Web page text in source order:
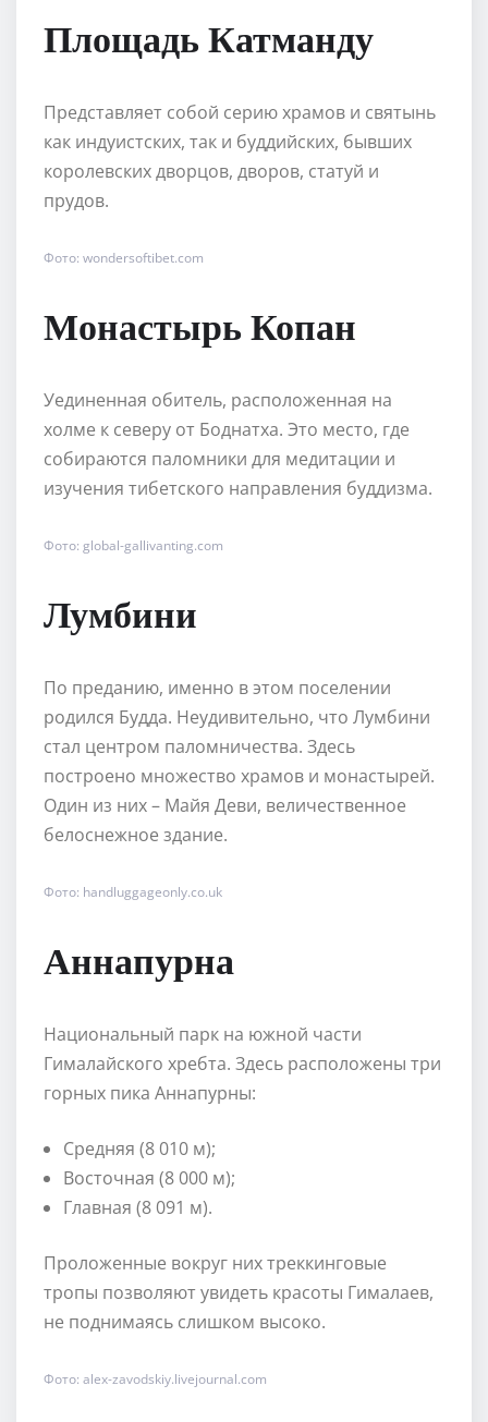
Площадь Катманду
Представляет собой серию храмов и святынь
как индуистских, так и буддийских, бывших
королевских дворцов, дворов, статуй и
прудов.
Фото: wondersoftibet.com
Монастырь Копан
Уединенная обитель, расположенная на
холме к северу от Боднатха. Это место, где
собираются паломники для медитации и
изучения тибетского направления буддизма.
Фото: global-gallivanting.com
Лумбини
По преданию, именно в этом поселении
родился Будда. Неудивительно, что Лумбини
стал центром паломничества. Здесь
построено множество храмов и монастырей.
Один из них – Майя Деви, величественное
белоснежное здание.
Фото: handluggageonly.co.uk
Аннапурна
Национальный парк на южной части
Гималайского хребта. Здесь расположены три
горных пика Аннапурны:
Средняя (8 010 м);
Восточная (8 000 м);
Главная (8 091 м).
Проложенные вокруг них треккинговые
тропы позволяют увидеть красоты Гималаев,
не поднимаясь слишком высоко.
Фото: alex-zavodskiy.livejournal.com